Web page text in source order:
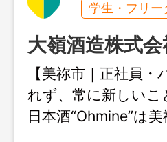
学生・フリー
大嶺酒造株式会
【美祢市｜正社員
れず、常に新しい
日本酒“Ohmine”は
しています。大嶺